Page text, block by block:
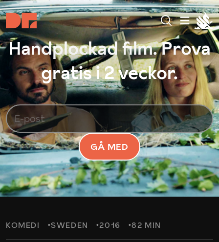
Handplockad film. Prova
gratis i 2 veckor.
GÅ MED
KOMEDI SWEDEN 2016 82 MIN